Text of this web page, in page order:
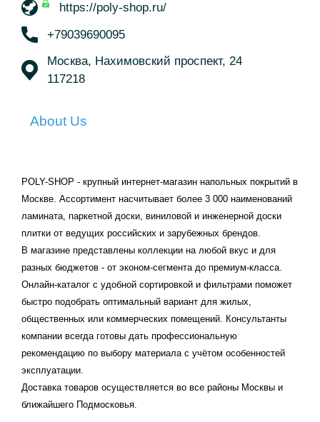
https://poly-shop.ru/
+79039690095
Москва, Нахимовский проспект, 24
117218
About Us
POLY-SHOP - крупный интернет-магазин напольных покрытий в
Москве. Ассортимент насчитывает более 3 000 наименований
ламината, паркетной доски, виниловой и инженерной доски
плитки от ведущих российских и зарубежных брендов.
В магазине представлены коллекции на любой вкус и для
разных бюджетов - от эконом-сегмента до премиум-класса.
Онлайн-каталог с удобной сортировкой и фильтрами поможет
быстро подобрать оптимальный вариант для жилых,
общественных или коммерческих помещений. Консультанты
компании всегда готовы дать профессиональную
рекомендацию по выбору материала с учётом особенностей
эксплуатации.
Доставка товаров осуществляется во все районы Москвы и
ближайшего Подмосковья.